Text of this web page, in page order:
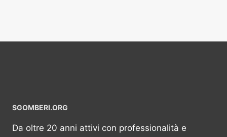
SGOMBERI.ORG
Da oltre 20 anni attivi con professionalità e